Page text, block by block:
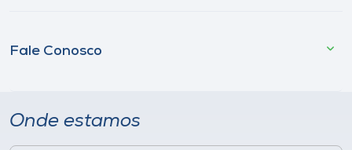
Fale Conosco
Onde estamos